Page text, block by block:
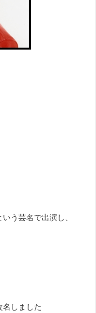
う芸名で出演し、
しました